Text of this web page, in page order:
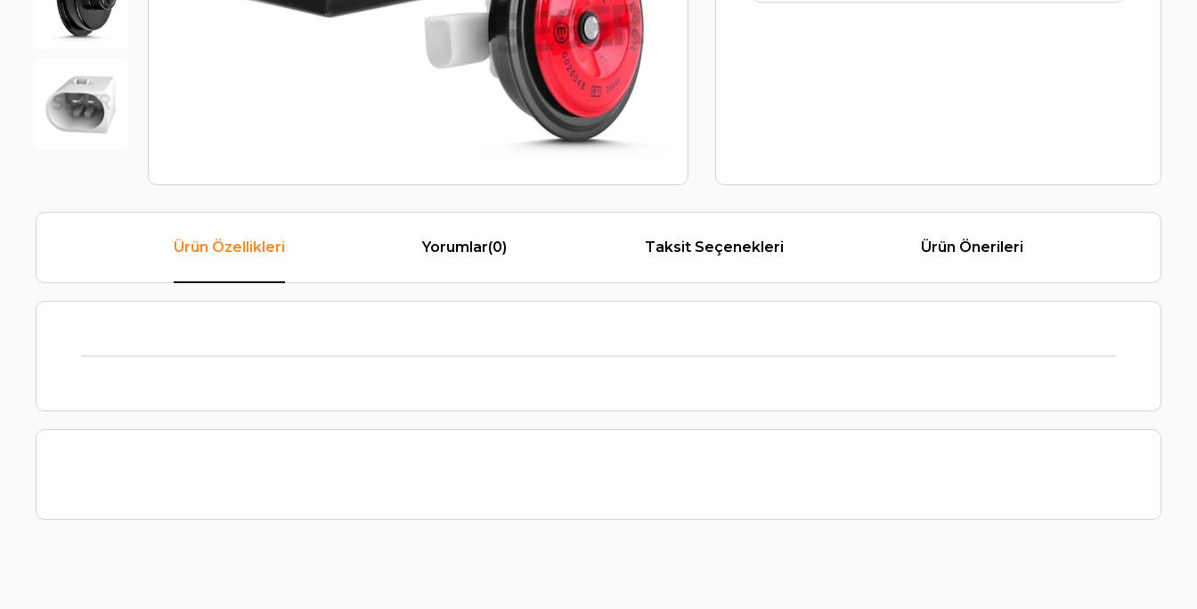
Ürün Özellikleri Yorumlar(0) Taksit Seçenekleri Ürün Önerileri